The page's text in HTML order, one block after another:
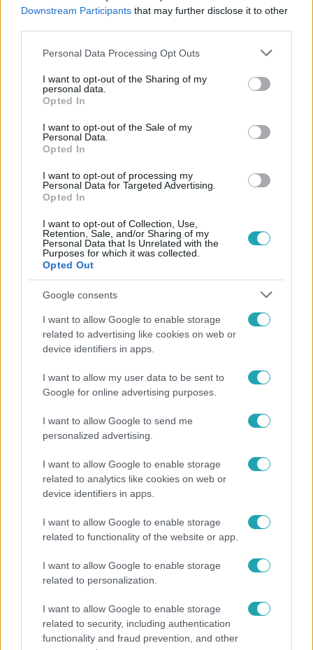
Downstream Participants that may further disclose it to other
Please note that this website/app uses one or more Google
not limited to your visit or usage behaviour. You may click to
grant or deny consent to Google and its third-party tags to
use your data for below specified purposes in below Google
consent section.
Personal Data Processing Opt Outs
I want to opt-out of the Sharing of my
personal data.
Opted In
I want to opt-out of the Sale of my
Personal Data.
Opted In
I want to opt-out of processing my
Personal Data for Targeted Advertising.
Opted In
I want to opt-out of Collection, Use,
Retention, Sale, and/or Sharing of my
Personal Data that Is Unrelated with the
Purposes for which it was collected.
Opted Out
Google consents
I want to allow Google to enable storage
related to advertising like cookies on web or
device identifiers in apps.
I want to allow my user data to be sent to
Google for online advertising purposes.
I want to allow Google to send me
personalized advertising.
I want to allow Google to enable storage
related to analytics like cookies on web or
device identifiers in apps.
I want to allow Google to enable storage
related to functionality of the website or app.
I want to allow Google to enable storage
related to personalization.
I want to allow Google to enable storage
related to security, including authentication
functionality and fraud prevention, and other
#GYANÚSÍTOTT # EGYESÜLT ÁLLAMOK #COLORADO
Népszerű
vallomása sokakat megérinthet
Reggeli
mutatja meg férjét Ungár Anikó